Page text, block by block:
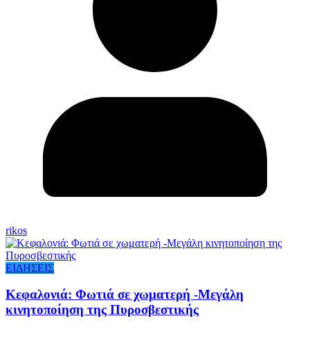
rikos
ΕΙΔΗΣΕΙΣ
Κεφαλονιά: Φωτιά σε χωματερή -Μεγάλη
κινητοποίηση της Πυροσβεστικής